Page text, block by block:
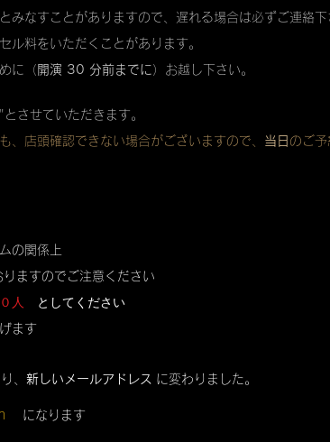
みなすことがありますので、遅れる場合は必ずご連絡下
ル料をいただくことがあります。
に（ 開演 30 分前までに）お越し下さい。
"とさせていただきます。
、店頭確認できない場合がございますので、 当日 のご予
の関係上
りますのでご注意ください
人 としてください
ます
、 新しいメールアドレス に変わりました。
になります